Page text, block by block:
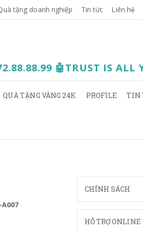
tặng doanh nghiệp Tin tức Liên hệ
🤖TRUST IS ALL
QUÀ TẶNG VÀNG 24K PROFILE TIN
A007
CHÍNH SÁCH
HỖ TRỢ ONLINE